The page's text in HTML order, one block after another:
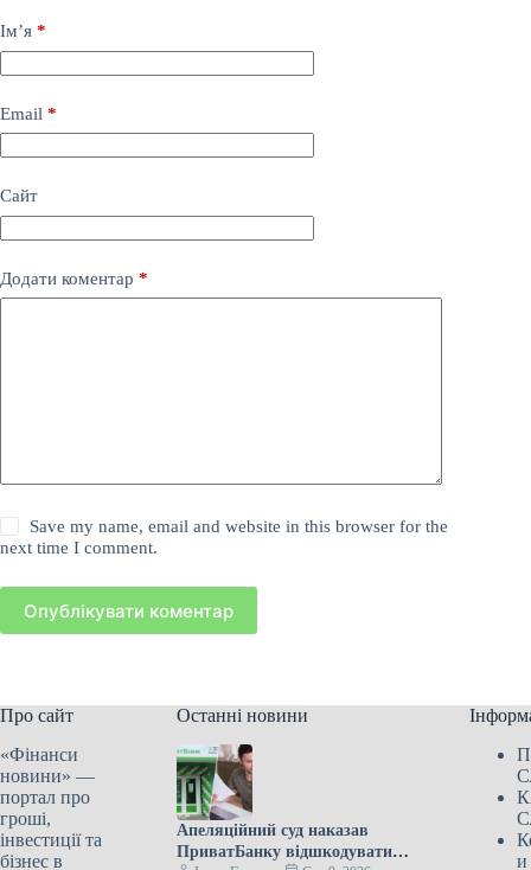
Ім’я *
Email *
Сайт
Додати коментар *
Save my name, email and website in this browser for the
next time I comment.
Опублікувати коментар
Про сайт
«Фінанси
новини» —
портал про
гроші,
інвестиції та
бізнес в
Останні новини
Апеляційний суд наказав
ПриватБанку відшкодувати
и